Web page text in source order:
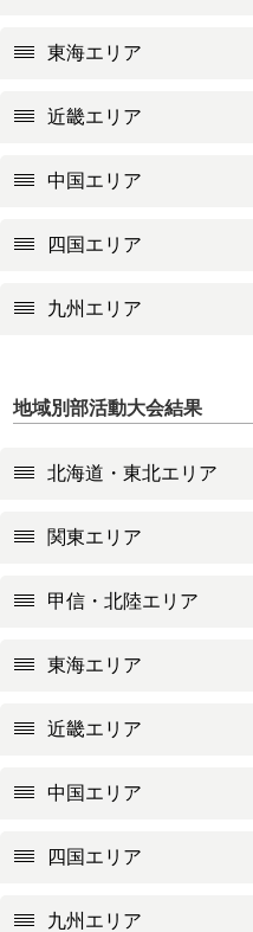
東海エリア
近畿エリア
中国エリア
四国エリア
九州エリア
地域別部活動大会結果
北海道・東北エリア
関東エリア
甲信・北陸エリア
東海エリア
近畿エリア
中国エリア
四国エリア
九州エリア